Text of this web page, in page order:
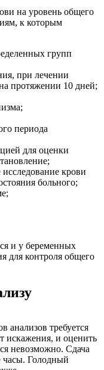
на уровень общего
к которым
групп
при лечении
протяжении 10 дней;
периода
для оценки
крови
больного;
и у беременных
для контроля общего
анализов требуется
искажения, и оценить
невозможно. Сдача
часы. Голодный